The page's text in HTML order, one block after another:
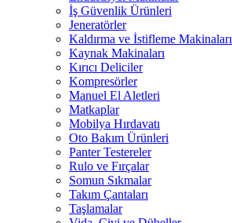
İş Güvenlik Ürünleri
Jeneratörler
Kaldırma ve İstifleme Makinaları
Kaynak Makinaları
Kırıcı Deliciler
Kompresörler
Manuel El Aletleri
Matkaplar
Mobilya Hırdavatı
Oto Bakım Ürünleri
Panter Testereler
Rulo ve Fırçalar
Somun Sıkmalar
Takım Çantaları
Taşlamalar